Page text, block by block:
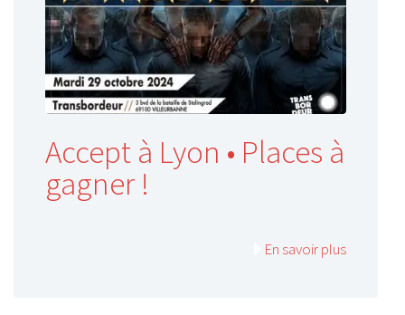
Accept à Lyon • Places à
gagner !
En savoir plus